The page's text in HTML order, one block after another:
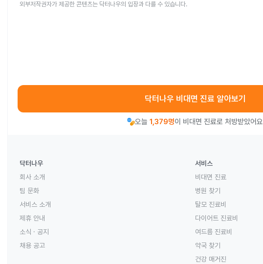
외부저작권자가 제공한 콘텐츠는 닥터나우의 입장과 다를 수 있습니다.
닥터나우 비대면 진료 알아보기
오늘 1,379명이 비대면 진료로 처방받았어요
닥터나우
회사 소개
팀 문화
서비스 소개
제휴 안내
소식 · 공지
채용 공고
서비스
비대면 진료
병원 찾기
탈모 진료비
다이어트 진료비
여드름 진료비
약국 찾기
건강 매거진